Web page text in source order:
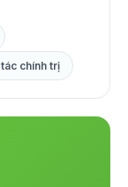
chính trị